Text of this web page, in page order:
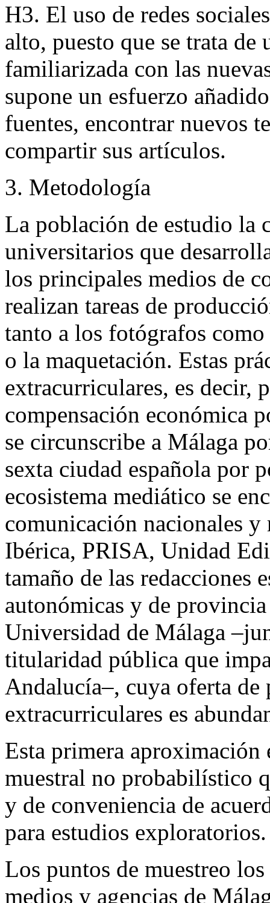
H3. El uso de redes
alto, puesto que se trata de
familiarizada con las
supone un esfuerzo
fuentes, encontrar nuevos
compartir sus artículos.
3. Metodología
La población de estudio la
universitarios que
los principales medios de
realizan tareas de
tanto a los fotógrafos
o la maquetación. Estas
extracurriculares, es decir,
compensación económica
se circunscribe a Málaga
sexta ciudad española por
ecosistema mediático se
comunicación nacionales y
Ibérica, PRISA, Unidad
tamaño de las redacciones
autonómicas y de
Universidad de Málaga
titularidad pública que
Andalucía–, cuya oferta de
extracurriculares es
Esta primera
muestral no probabilístico
y de conveniencia de
para estudios exploratorios.
Los puntos de muestreo
medios y agencias de